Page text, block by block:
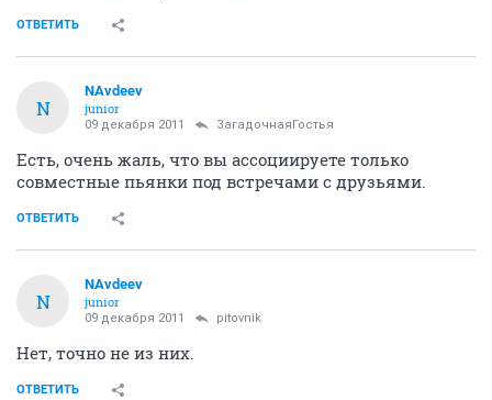
ОТВЕТИТЬ
N
NAvdeev
junior
09 декабря 2011 ЗагадочнаяГостья
Есть, очень жаль, что вы ассоциируете только
совместные пьянки под встречами с друзьями.
ОТВЕТИТЬ
N
NAvdeev
junior
09 декабря 2011 pitovnik
Нет, точно не из них.
ОТВЕТИТЬ